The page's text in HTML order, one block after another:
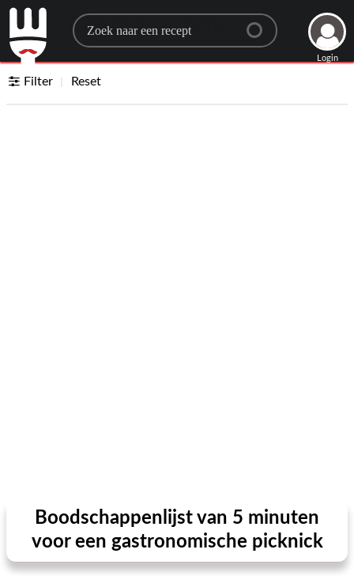
Search for a recipe
Login
Filter Reset
Boodschappenlijst van 5 minuten
voor een gastronomische picknick